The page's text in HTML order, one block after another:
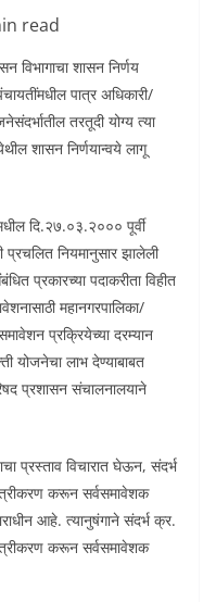
read
विभागाचा शासन निर्णय
पात्र अधिकारी/
तरतूदी योग्य त्या
शासन निर्णयान्वये लागू
दि.२७.०३.२००० पूर्वी
प्रचलित नियमानुसार झालेली
प्रकारच्या पदाकरीता विहीत
महानगरपालिका/
प्रक्रियेच्या दरम्यान
योजनेचा लाभ देण्याबाबत
प्रशासन संचालनालयाने
प्रस्ताव विचारात घेऊन, संदर्भ
करून सर्वसमावेशक
आहे. त्यानुषंगाने संदर्भ क्र.
करून सर्वसमावेशक